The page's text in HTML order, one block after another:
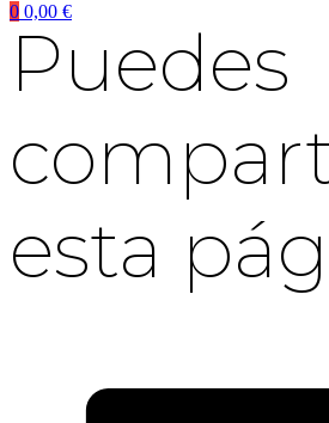
0 0,00 €
Puedes
esta